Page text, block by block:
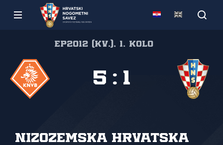
EP2012 (kv.), 1. kolo
Nizozemska Hrvatska
5 : 1